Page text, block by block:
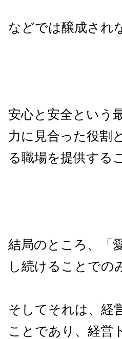
などでは醸成され
安心と安全という
力に見合った役割
る職場を提供する
結局のところ、「
し続けることでの
そしてそれは、経
ことであり、経営